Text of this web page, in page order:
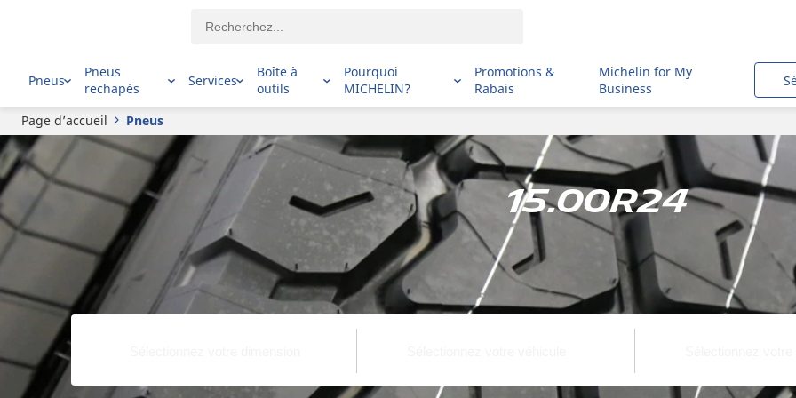
Pneus
Pneus
rechapés
Services
Boîte à
outils
Pourquoi
MICHELIN?
Promotions &
Rabais
Michelin for My
Business
Page d’accueil Pneus
15.00R24